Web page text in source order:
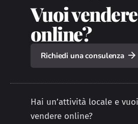
Vuoi vendere
online?
Richiedi una consulenza
Hai un’attività locale e
vendere online?